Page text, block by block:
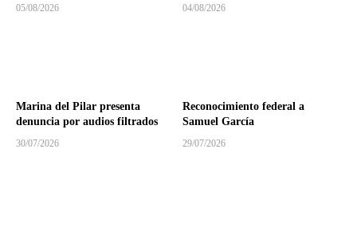
05/08/2026 04/08/2026
Marina del Pilar presenta
denuncia por audios filtrados
30/07/2026
Reconocimiento federal a
Samuel García
29/07/2026